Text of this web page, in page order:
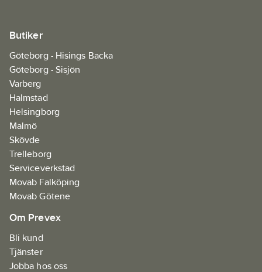
Butiker
Göteborg - Hisings Backa
Göteborg - Sisjön
Varberg
Halmstad
Helsingborg
Malmö
Skövde
Trelleborg
Serviceverkstad
Movab Falköping
Movab Götene
Om Prevex
Bli kund
Tjänster
Jobba hos oss